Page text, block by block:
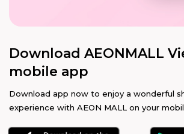
Download AEONMALL
mobile app
Download app now to enjoy a wonderful
experience with AEON MALL on your